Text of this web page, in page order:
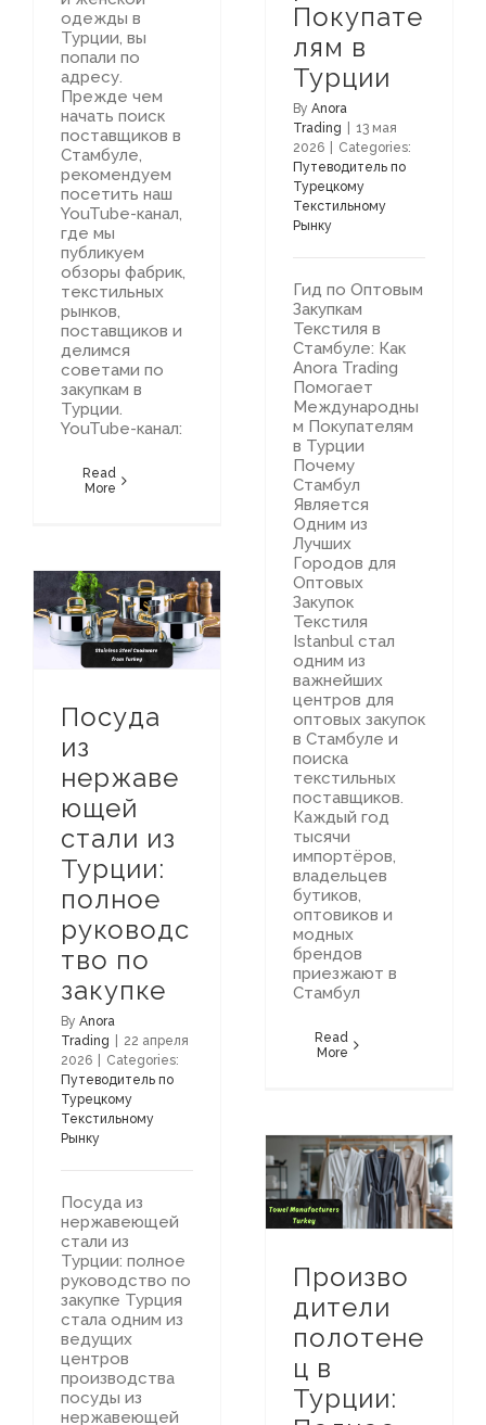
одежды в
Турции, вы
попали по
адресу.
Прежде чем
начать поиск
поставщиков в
Стамбуле,
рекомендуем
посетить наш
YouTube-канал,
где мы
публикуем
обзоры фабрик,
текстильных
рынков,
поставщиков и
делимся
советами по
закупкам в
Турции.
YouTube-канал:
Read
More
Покупате
лям в
Турции
By Anora
Trading
13 мая
2026
Categories:
Путеводитель по
Турецкому
Текстильному
Рынку
Гид по Оптовым
Закупкам
Текстиля в
Стамбуле: Как
Anora Trading
Помогает
Международны
м Покупателям
в Турции
Почему
Стамбул
Является
Одним из
Лучших
Городов для
Оптовых
Закупок
Текстиля
Istanbul стал
одним из
важнейших
центров для
оптовых закупок
в Стамбуле и
поиска
текстильных
поставщиков.
Каждый год
тысячи
импортёров,
владельцев
бутиков,
оптовиков и
модных
брендов
приезжают в
Стамбул
Read
More
Посуда
из
нержаве
ющей
стали из
Турции:
полное
руководс
тво по
закупке
By Anora
Trading
22 апреля
2026
Categories:
Путеводитель по
Турецкому
Текстильному
Рынку
Посуда из
нержавеющей
стали из
Турции: полное
руководство по
закупке Турция
стала одним из
ведущих
центров
производства
посуды из
нержавеющей
Произво
дители
полотене
ц в
Турции: